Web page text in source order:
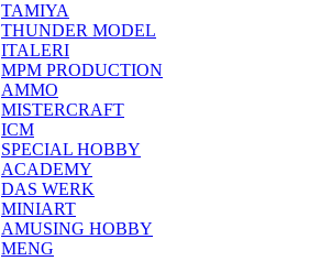
TAMIYA
THUNDER MODEL
ITALERI
MPM PRODUCTION
AMMO
MISTERCRAFT
ICM
SPECIAL HOBBY
ACADEMY
DAS WERK
MINIART
AMUSING HOBBY
MENG